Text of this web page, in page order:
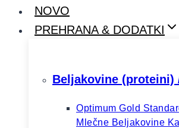
NOVO
PREHRANA & DODATKI
Beljakovine (proteini)
Optimum Gold
Mlečne Beljakovine